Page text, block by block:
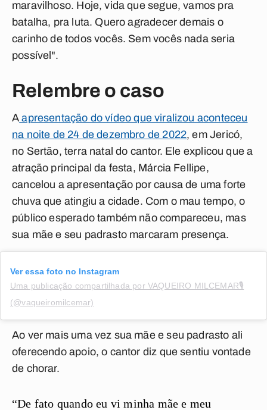
maravilhoso. Hoje, vida que segue, vamos pra
batalha, pra luta. Quero agradecer demais o
carinho de todos vocês. Sem vocês nada seria
possível".
Relembre o caso
A apresentação do vídeo que viralizou aconteceu
na noite de 24 de dezembro de 2022, em Jericó,
no Sertão, terra natal do cantor. Ele explicou que a
atração principal da festa, Márcia Fellipe,
cancelou a apresentação por causa de uma forte
chuva que atingiu a cidade. Com o mau tempo, o
público esperado também não compareceu, mas
sua mãe e seu padrasto marcaram presença.
Ver essa foto no Instagram
Uma publicação compartilhada por VAQUEIRO MILCEMAR🎙️
(@vaqueiromilcemar)
Ao ver mais uma vez sua mãe e seu padrasto ali
oferecendo apoio, o cantor diz que sentiu vontade
de chorar.
“De fato quando eu vi minha mãe e meu